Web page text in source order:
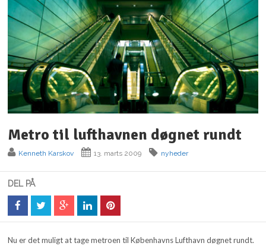
Metro til lufthavnen døgnet rundt
Kenneth Karskov 13. marts 2009 nyheder
DEL PÅ
Nu er det muligt at tage metroen til Københavns Lufthavn døgnet rundt.